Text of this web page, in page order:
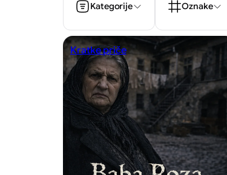
Kategorije Oznake
Kratke priče